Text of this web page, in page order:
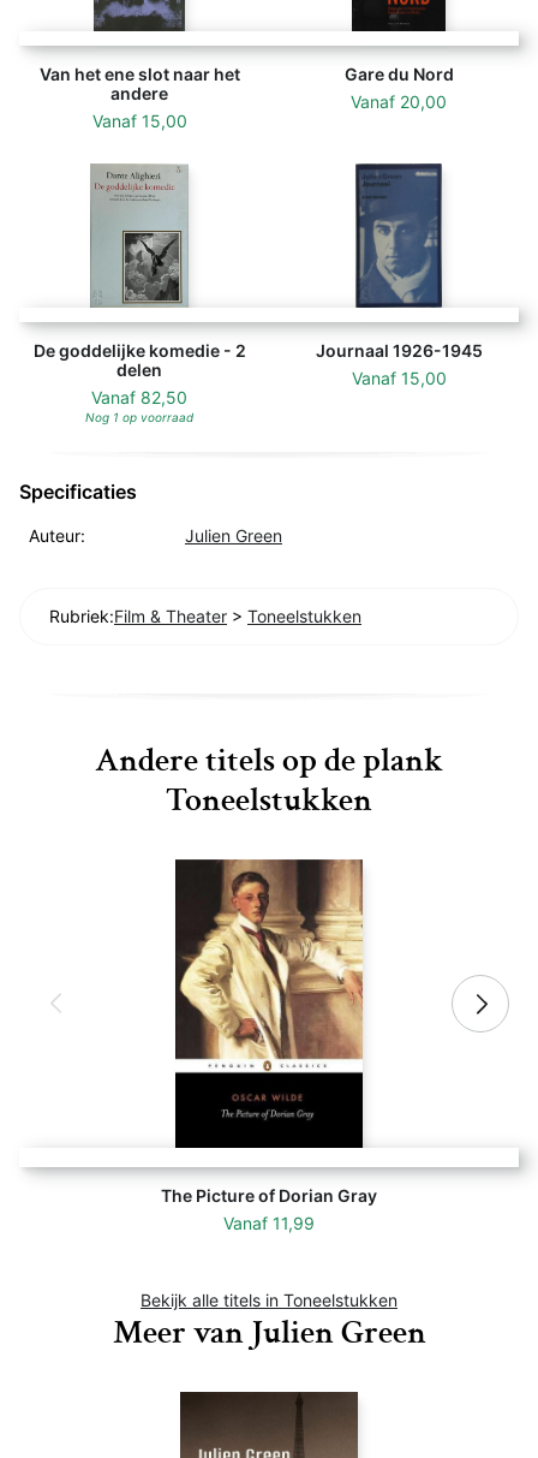
Van het ene slot naar het
andere
Vanaf 15,00
Gare du Nord
Vanaf 20,00
De goddelijke komedie - 2
delen
Vanaf 82,50
Nog 1 op voorraad
Journaal 1926-1945
Vanaf 15,00
Specificaties
Auteur: Julien Green
Rubriek:Film & Theater > Toneelstukken
Andere titels op de plank
Toneelstukken
The Picture of Dorian Gray
Vanaf 11,99
Bekijk alle titels in Toneelstukken
Meer van Julien Green